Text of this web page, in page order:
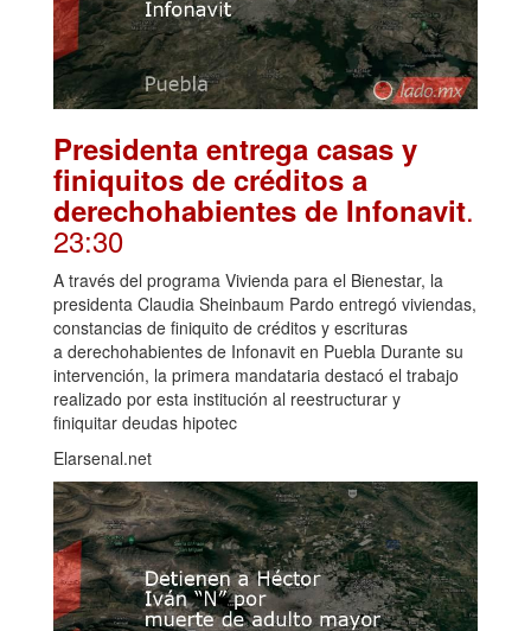
Presidenta entrega casas y
finiquitos de créditos a
derechohabientes de Infonavit.
23:30
A través del programa Vivienda para el Bienestar, la
presidenta Claudia Sheinbaum Pardo entregó viviendas,
constancias de finiquito de créditos y escrituras
a derechohabientes de Infonavit en Puebla Durante su
intervención, la primera mandataria destacó el trabajo
realizado por esta institución al reestructurar y
finiquitar deudas hipotec
Elarsenal.net